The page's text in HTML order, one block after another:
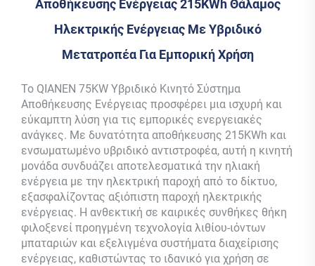
Αποθήκευσης Ενέργειας 215KWh Θάλαμος
Ηλεκτρικής Ενέργειας Με Υβριδικό
Μετατροπέα Για Εμπορική Χρήση
Το QIANEN 75KW Υβριδικό Κινητό Σύστημα
Αποθήκευσης Ενέργειας προσφέρει μια ισχυρή και
εύκαμπτη λύση για τις εμπορικές ενεργειακές
ανάγκες. Με δυνατότητα αποθήκευσης 215KWh και
ενσωματωμένο υβριδικό αντιστροφέα, αυτή η κινητή
μονάδα συνδυάζει αποτελεσματικά την ηλιακή
ενέργεια με την ηλεκτρική παροχή από το δίκτυο,
εξασφαλίζοντας αξιόπιστη παροχή ηλεκτρικής
ενέργειας. Η ανθεκτική σε καιρικές συνθήκες θήκη
φιλοξενεί προηγμένη τεχνολογία λιθίου-ιόντων
μπαταριών και εξελιγμένα συστήματα διαχείρισης
ενέργειας, καθιστώντας το ιδανικό για χρήση σε